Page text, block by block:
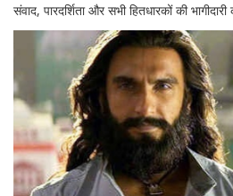
संवाद, पारदर्शिता और सभी हितधारकों की